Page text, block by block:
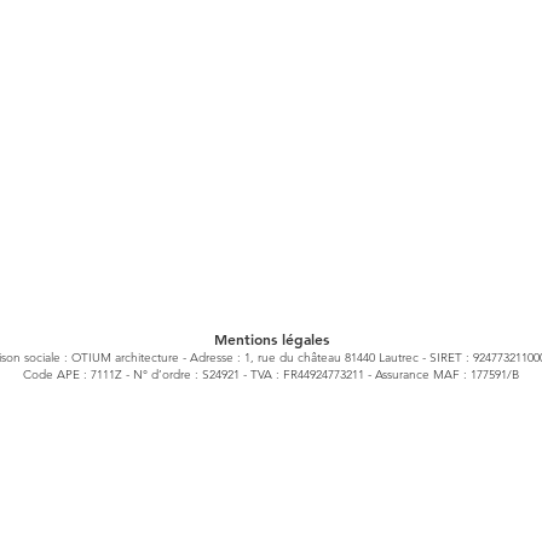
Mentions légales
sociale : OTIUM architecture - Adresse : 1, rue du château 81440 Lautrec - SIRET :
Code APE : 7111Z - N° d’ordre : S24921 - TVA : FR44924773211 - Assurance MAF : 177591/B